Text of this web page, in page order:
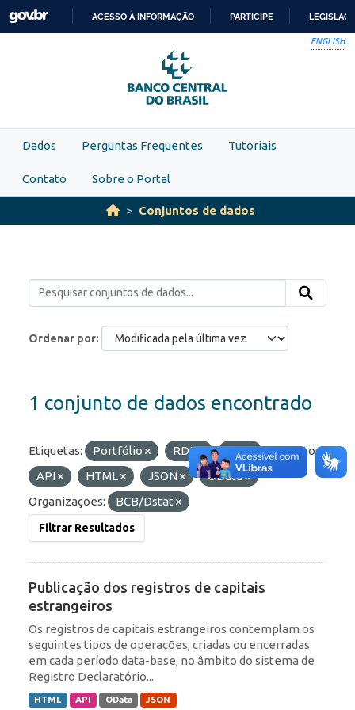
Skip to main content
PARA
O
CONTEÚDO
ACESSO À INFORMAÇÃO PARTICIPE
ENGLISH
Dados Perguntas Frequentes Tutoriais
Contato Sobre o Portal
Conjuntos de dados
Ordenar por
1 conjunto de dados encontrado
Etiquetas: Portfólio RDE IED
Formatos:
API
HTML JSON
OData
Organizações:
BCB/Dstat
Filtrar Resultados
Publicação dos registros de capitais
estrangeiros
Os registros de capitais estrangeiros contemplam os
seguintes tipos de operações, criadas ou encerradas
em cada período data-base, no âmbito do sistema de
Registro Declaratório...
HTML API OData JSON